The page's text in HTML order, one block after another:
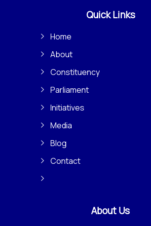
Quick Links
Home
About
Constituency
Parliament
Initiatives
Media
Blog
Contact
About Us